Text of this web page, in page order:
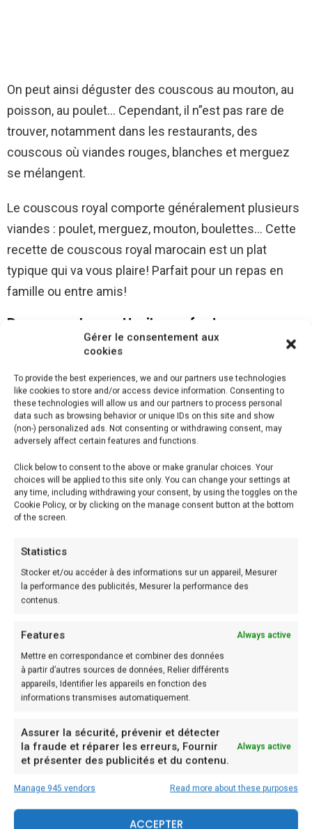
Gérer le consentement aux
cookies
To provide the best experiences, we and our partners use technologies
like cookies to store and/or access device information. Consenting to
these technologies will allow us and our partners to process personal
data such as browsing behavior or unique IDs on this site and show
(non-) personalized ads. Not consenting or withdrawing consent, may
adversely affect certain features and functions.
Click below to consent to the above or make granular choices. Your
choices will be applied to this site only. You can change your settings at
any time, including withdrawing your consent, by using the toggles on the
Cookie Policy, or by clicking on the manage consent button at the bottom
of the screen.
Statistics
Stocker et/ou accéder à des informations sur un appareil, Mesurer
la performance des publicités, Mesurer la performance des
contenus.
Features Always active
Mettre en correspondance et combiner des données
à partir d’autres sources de données, Relier différents
appareils, Identifier les appareils en fonction des
informations transmises automatiquement.
Assurer la sécurité, prévenir et détecter
la fraude et réparer les erreurs, Fournir
et présenter des publicités et du contenu.
Always active
Manage 945 vendors Read more about these purposes
ACCEPTER
On peut ainsi déguster des couscous au mouton, au
poisson, au poulet… Cependant, il n”est pas rare de
trouver, notamment dans les restaurants, des
couscous où viandes rouges, blanches et merguez
se mélangent.
Le couscous royal comporte généralement plusieurs
viandes : poulet, merguez, mouton, boulettes… Cette
recette de couscous royal marocain est un plat
typique qui va vous plaire! Parfait pour un repas en
famille ou entre amis!
Donc, pour la recette, il vous faut :
– 400g Collier d’agneau
– 200g Semoule de blé dur moyenne
– 4 Cuisses de poulet
– 4 Merguez
– 1 Boîte moyenne de pois chiches
– 1 Petite boîte de concentré de tomate
– 4 Navets
– 4 Carottes
– 2 Oignons
– 2 Branches de céleri
– 20g Beurre
– 4 cuil. à soupe Huile d’olive
– 1 Pointe de harissa
– 1 cuil. à café Ras el hanout
Préparation
Etape: 1
Coupez le collier d’agneau en gros cubes.